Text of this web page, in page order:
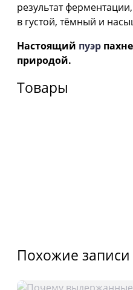
результат
в густой, тёмный и
Настоящий пуэр
природой.
Товары
Похожие записи